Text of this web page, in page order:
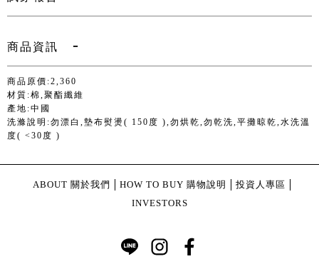
商品資訊
商品原價:2,360
材質:棉,聚酯纖維
產地:中國
洗滌說明:勿漂白,墊布熨燙( 150度 ),勿烘乾,勿乾洗,平攤晾乾,水洗溫
度( <30度 )
ABOUT 關於我們 HOW TO BUY 購物說明
投資人專區
INVESTORS